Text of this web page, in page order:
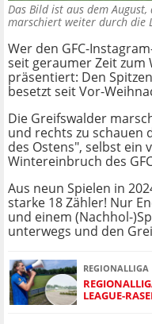
Das Bild ist aus dem
marschiert weiter durch
Wer den GFC-
seit geraumer Zeit zum
präsentiert: Den
besetzt seit Vor-
Die Greifswalder
und rechts zu schauen
des Ostens", selbst ein
Wintereinbruch des
Aus neun Spielen in
starke 18 Zähler! Nur
und einem (Nachhol-
unterwegs und den
REGIONALLIGA
LEAGUE-